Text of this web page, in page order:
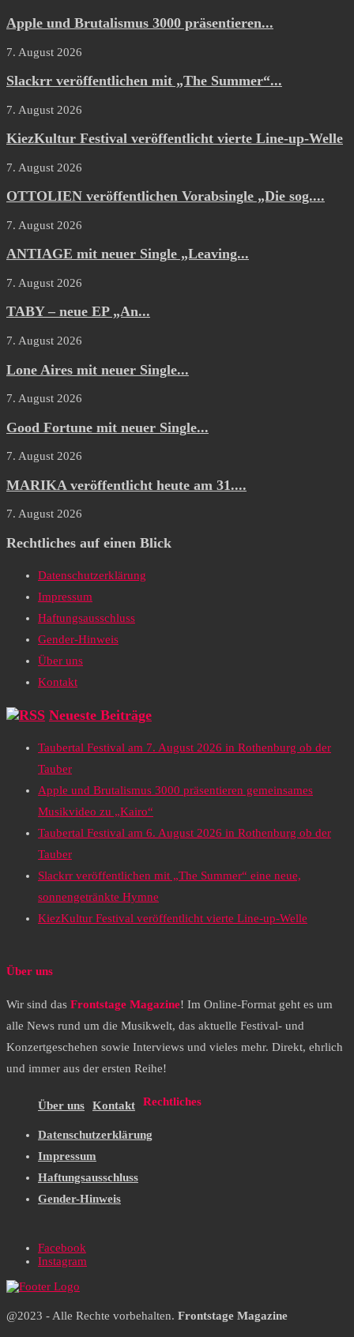
Apple und Brutalismus 3000 präsentieren...
7. August 2026
Slackrr veröffentlichen mit „The Summer“...
7. August 2026
KiezKultur Festival veröffentlicht vierte Line-up-Welle
7. August 2026
OTTOLIEN veröffentlichen Vorabsingle „Die sog....
7. August 2026
ANTIAGE mit neuer Single „Leaving...
7. August 2026
TABY – neue EP „An...
7. August 2026
Lone Aires mit neuer Single...
7. August 2026
Good Fortune mit neuer Single...
7. August 2026
MARIKA veröffentlicht heute am 31....
7. August 2026
Rechtliches auf einen Blick
Datenschutzerklärung
Impressum
Haftungsausschluss
Gender-Hinweis
Über uns
Kontakt
Neueste Beiträge
Taubertal Festival am 7. August 2026 in Rothenburg ob der
Tauber
Apple und Brutalismus 3000 präsentieren gemeinsames
Musikvideo zu „Kairo“
Taubertal Festival am 6. August 2026 in Rothenburg ob der
Tauber
Slackrr veröffentlichen mit „The Summer“ eine neue,
sonnengetränkte Hymne
KiezKultur Festival veröffentlicht vierte Line-up-Welle
Über uns
Wir sind das Frontstage Magazine! Im Online-Format geht es um
alle News rund um die Musikwelt, das aktuelle Festival- und
Konzertgeschehen sowie Interviews und vieles mehr. Direkt, ehrlich
und immer aus der ersten Reihe!
Über uns Kontakt Rechtliches
Datenschutzerklärung
Impressum
Haftungsausschluss
Gender-Hinweis
Facebook
Instagram
@2023 - Alle Rechte vorbehalten. Frontstage Magazine